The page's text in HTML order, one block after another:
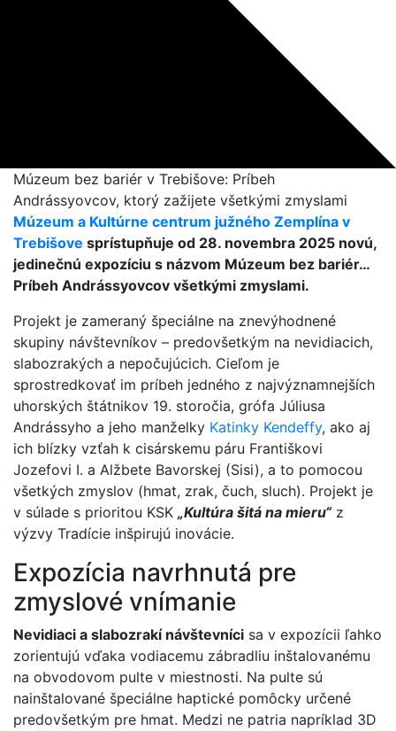
Múzeum bez bariér v Trebišove: Príbeh
Andrássyovcov, ktorý zažijete všetkými zmyslami
Múzeum a Kultúrne centrum južného Zemplína v
Trebišove sprístupňuje od 28. novembra 2025 novú,
jedinečnú expozíciu s názvom Múzeum bez bariér…
Príbeh Andrássyovcov všetkými zmyslami.
Projekt je zameraný špeciálne na znevýhodnené
skupiny návštevníkov – predovšetkým na nevidiacich,
slabozrakých a nepočujúcich. Cieľom je
sprostredkovať im príbeh jedného z najvýznamnejších
uhorských štátnikov 19. storočia, grófa Júliusa
Andrássyho a jeho manželky Katinky Kendeffy, ako aj
ich blízky vzťah k cisárskemu páru Františkovi
Jozefovi I. a Alžbete Bavorskej (Sisi), a to pomocou
všetkých zmyslov (hmat, zrak, čuch, sluch). Projekt je
v súlade s prioritou KSK „Kultúra šitá na mieru“z
výzvy Tradície inšpirujú inovácie.
Expozícia navrhnutá pre
zmyslové vnímanie
Nevidiaci a slabozrakí návštevníci sa v expozícii ľahko
zorientujú vďaka vodiacemu zábradliu inštalovanému
na obvodovom pulte v miestnosti. Na pulte sú
nainštalované špeciálne haptické pomôcky určené
predovšetkým pre hmat. Medzi ne patria napríklad 3D